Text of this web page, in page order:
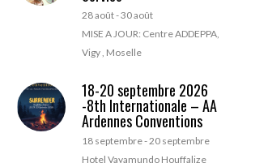
28 août-30 août
MISE A JOUR: Centre ADDEPPA,
Vigy , Moselle
18-20 septembre 2026
-8th Internationale – AA
Ardennes Conventions
18 septembre-20 septembre
Hotel Vayamundo Houffalize